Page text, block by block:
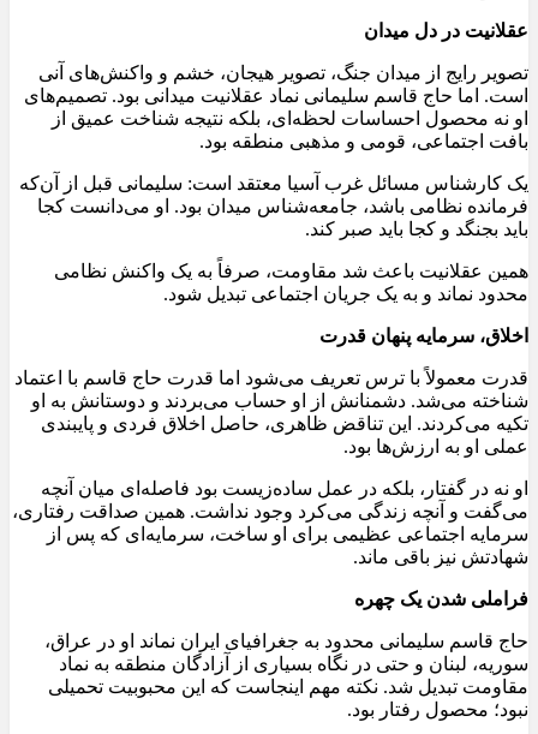
عقلانیت در دل میدان
تصویر رایج از میدان جنگ، تصویر هیجان، خشم و واکنش‌های آنی
است. اما حاج قاسم سلیمانی نماد عقلانیت میدانی بود. تصمیم‌های
او نه محصول احساسات لحظه‌ای، بلکه نتیجه شناخت عمیق از
بافت اجتماعی، قومی و مذهبی منطقه بود.
یک کارشناس مسائل غرب آسیا معتقد است: سلیمانی قبل از آن‌که
فرمانده نظامی باشد، جامعه‌شناس میدان بود. او می‌دانست کجا
باید بجنگد و کجا باید صبر کند.
همین عقلانیت باعث شد مقاومت، صرفاً به یک واکنش نظامی
محدود نماند و به یک جریان اجتماعی تبدیل شود.
اخلاق، سرمایه پنهان قدرت
قدرت معمولاً با ترس تعریف می‌شود اما قدرت حاج قاسم با اعتماد
شناخته می‌شد. دشمنانش از او حساب می‌بردند و دوستانش به او
تکیه می‌کردند. این تناقض ظاهری، حاصل اخلاق فردی و پایبندی
عملی او به ارزش‌ها بود.
او نه در گفتار، بلکه در عمل ساده‌زیست بود فاصله‌ای میان آنچه
می‌گفت و آنچه زندگی می‌کرد وجود نداشت. همین صداقت رفتاری،
سرمایه اجتماعی عظیمی برای او ساخت، سرمایه‌ای که پس از
شهادتش نیز باقی ماند.
فراملی شدن یک چهره
حاج قاسم سلیمانی محدود به جغرافیای ایران نماند او در عراق،
سوریه، لبنان و حتی در نگاه بسیاری از آزادگان منطقه به نماد
مقاومت تبدیل شد. نکته مهم اینجاست که این محبوبیت تحمیلی
نبود؛ محصول رفتار بود.